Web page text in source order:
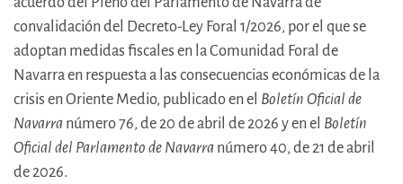
convalidación del Decreto-Ley Foral 1/2026, por el que se
adoptan medidas fiscales en la Comunidad Foral de
Navarra en respuesta a las consecuencias económicas de la
crisis en Oriente Medio, publicado en el Boletín Oficial de
Navarra número 76, de 20 de abril de 2026 y en el Boletín
Oficial del Parlamento de Navarra número 40, de 21 de abril
de 2026.